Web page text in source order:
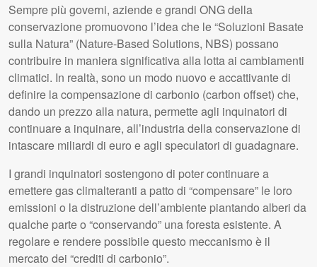
Sempre più governi, aziende e grandi ONG della
conservazione promuovono l’idea che le “Soluzioni Basate
sulla Natura” (Nature-Based Solutions, NBS) possano
contribuire in maniera significativa alla lotta ai cambiamenti
climatici. In realtà, sono un modo nuovo e accattivante di
definire la compensazione di carbonio (carbon offset) che,
dando un prezzo alla natura, permette agli inquinatori di
continuare a inquinare, all’industria della conservazione di
intascare miliardi di euro e agli speculatori di guadagnare.
I grandi inquinatori sostengono di poter continuare a
emettere gas climalteranti a patto di “compensare” le loro
emissioni o la distruzione dell’ambiente piantando alberi da
qualche parte o “conservando” una foresta esistente. A
regolare e rendere possibile questo meccanismo è il
mercato dei “crediti di carbonio”.